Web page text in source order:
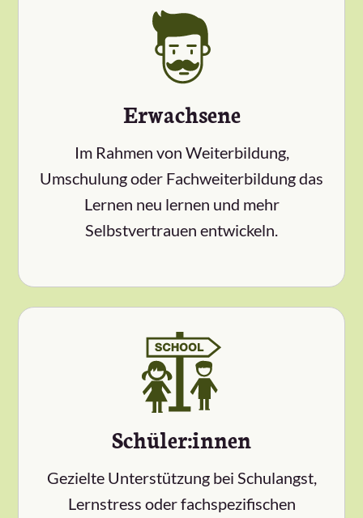
Erwachsene
Im Rahmen von Weiterbildung,
Umschulung oder Fachweiterbildung das
Lernen neu lernen und mehr
Selbstvertrauen entwickeln.
Schüler:innen
Gezielte Unterstützung bei Schulangst,
Lernstress oder fachspezifischen